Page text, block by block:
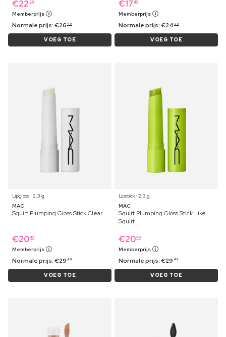
€22 29
Memberprijs
Normale prijs:€26 49
VOEG TOE
€17 49
Memberprijs
Normale prijs:€24 99
VOEG TOE
Lipgloss ⋅ 2,3 g
MAC
Squirt Plumping Gloss Stick Clear
€2049
Memberprijs
Normale prijs:€29 49
VOEG TOE
Lipstick ⋅ 2,3 g
MAC
Squirt Plumping Gloss Stick Like
Squirt
€2049
Memberprijs
Normale prijs:€29 49
VOEG TOE